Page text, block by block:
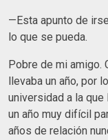
—Esta apunto de
lo que se pueda.
Pobre de mi amigo.
llevaba un año, por
universidad a la
un año muy difícil
años de relación